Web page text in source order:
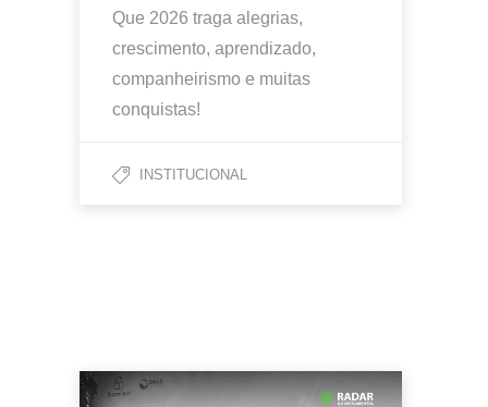
Que 2026 traga alegrias,
crescimento, aprendizado,
companheirismo e muitas
conquistas!
INSTITUCIONAL